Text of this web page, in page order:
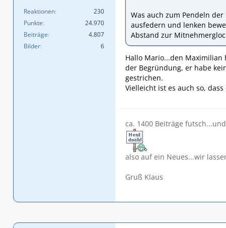
Reaktionen
230
Punkte
24.970
Beiträge
4.807
Bilder
6
Was auch zum Pendeln
ausfedern und lenken
Abstand zur
Hallo Mario...den
der Begründung, er habe
gestrichen.
Vielleicht ist es auch so,
ca. 1400 Beiträge
also auf ein Neues...wir
Gruß Klaus